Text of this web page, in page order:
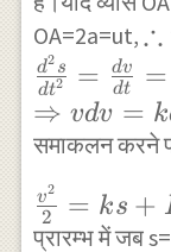
OA=2a=ut,
}{
}{
}
∴
dt2
d2 s = dt
dv =
⇒ vdv = k
समाकलन करने
\frac {
{ v }^{
2
v2 = ks +
प्रारम्भ में जब